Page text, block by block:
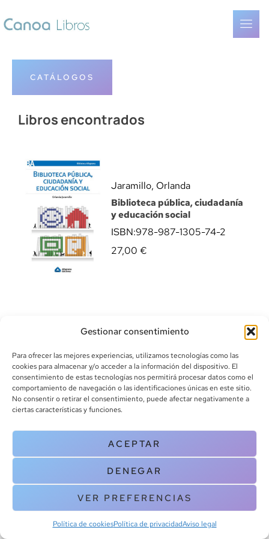
Gestionar consentimiento
Para ofrecer las mejores experiencias, utilizamos tecnologías como las
cookies para almacenar y/o acceder a la información del dispositivo. El
consentimiento de estas tecnologías nos permitirá procesar datos como el
comportamiento de navegación o las identificaciones únicas en este sitio.
No consentir o retirar el consentimiento, puede afectar negativamente a
ciertas características y funciones.
ACEPTAR
DENEGAR
VER PREFERENCIAS
Política de cookiesPolítica de privacidadAviso legal
CATÁLOGOS
Libros encontrados
Jaramillo, Orlanda
Biblioteca pública, ciudadanía
y educación social
ISBN:978-987-1305-74-2
27,00 €
info@canoalibros.com
pedidos@canoalibros.com
+34 934 242 391
CONTACTO
Copyright © 2025 Canoa Libros. All Rights Reserved |
cookies
| Aviso legal